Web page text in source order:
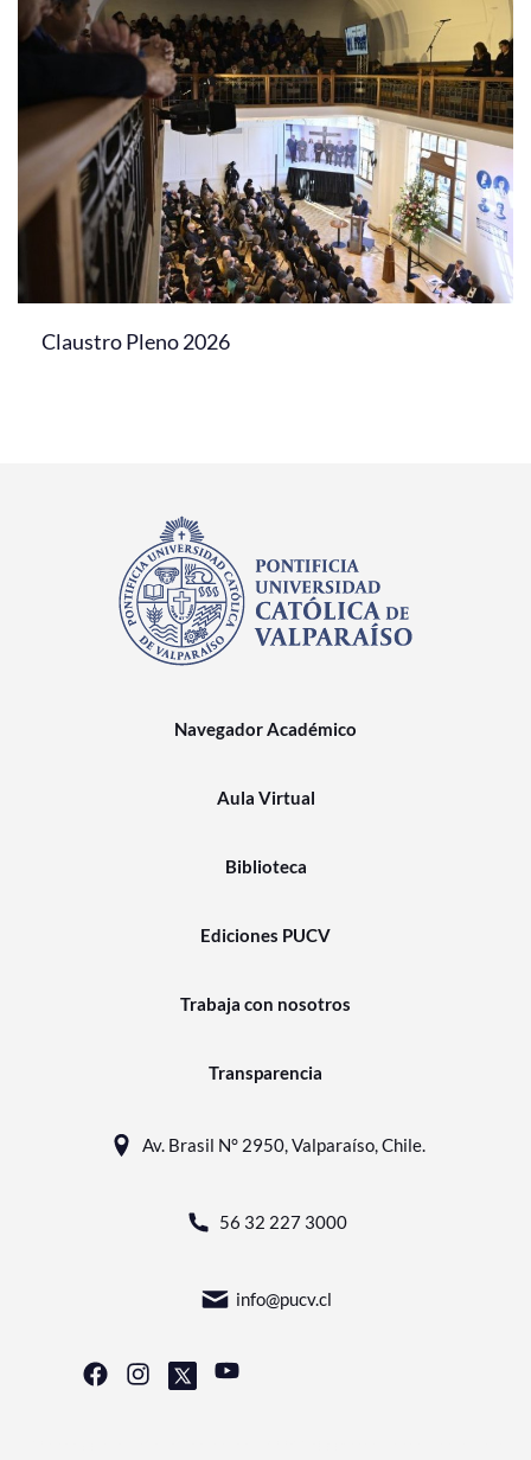
Claustro Pleno 2026
Navegador Académico
Aula Virtual
Biblioteca
Ediciones PUCV
Trabaja con nosotros
Transparencia
Av. Brasil N° 2950, Valparaíso, Chile.
56 32 227 3000
info@pucv.cl